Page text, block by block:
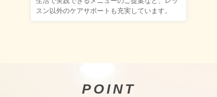
スン以外のケアサポートも充実しています。
POINT